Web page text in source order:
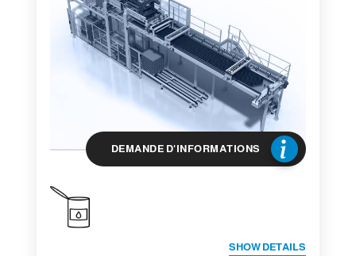
DEMANDE D'INFORMATIONS
SHOW DETAILS